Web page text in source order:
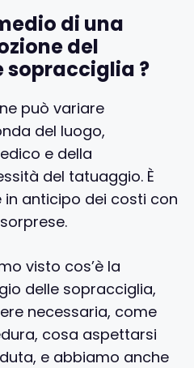
di una
del
?
può variare
del luogo,
e della
del tatuaggio. È
anticipo dei costi con
visto cos’è la
delle sopracciglia,
necessaria, come
cosa aspettarsi
e abbiamo anche